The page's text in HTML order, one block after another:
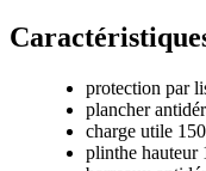
protection par
plancher
charge utile
plinthe hauteur